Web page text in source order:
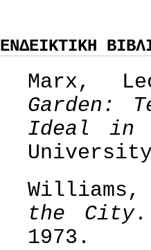
ΕΝΔΕΙΚΤΙΚΗ
Marx,
Garden:
Ideal in
Williams,
the City.
1973.